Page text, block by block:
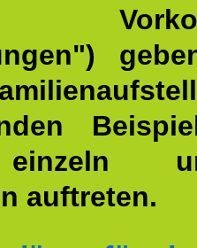
einzeln
auftreten.